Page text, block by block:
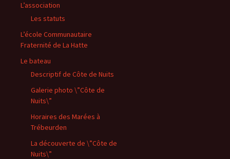
L’association
Les statuts
L’école Communautaire
Fraternité de La Hatte
Le bateau
Descriptif de Côte de Nuits
Galerie photo \”Côte de
Nuits\”
Horaires des Marées à
Trébeurden
La découverte de \”Côte de
Nuits\”